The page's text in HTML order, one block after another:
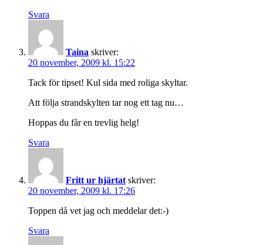
Svara
Taina skriver:
20 november, 2009 kl. 15:22
Tack för tipset! Kul sida med roliga skyltar.
Att följa strandskylten tar nog ett tag nu…
Hoppas du får en trevlig helg!
Svara
Fritt ur hjärtat skriver:
20 november, 2009 kl. 17:26
Toppen då vet jag och meddelar det:-)
Svara